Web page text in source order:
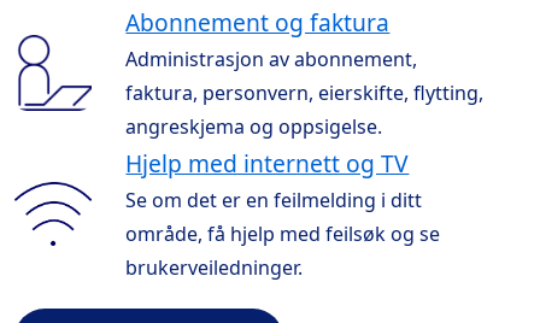
Abonnement og faktura
Administrasjon av abonnement,
faktura, personvern, eierskifte, flytting,
angreskjema og oppsigelse.
Hjelp med internett og TV
Se om det er en feilmelding i ditt
område, få hjelp med feilsøk og se
brukerveiledninger.